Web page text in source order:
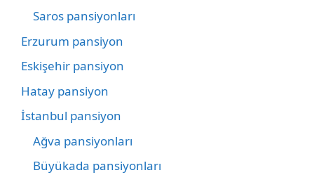
Saros pansiyonları
Erzurum pansiyon
Eskişehir pansiyon
Hatay pansiyon
İstanbul pansiyon
Ağva pansiyonları
Büyükada pansiyonları